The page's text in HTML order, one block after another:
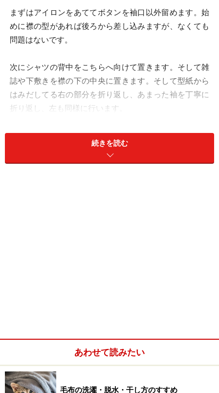
まずはアイロンをあててボタンを袖口以外留めます。始
めに襟の型があれば後ろから差し込みますが、なくても
問題はないです。
次にシャツの背中をこちらへ向けて置きます。そして雑
誌や下敷きを襟の下の中央に置きます。そして型紙から
はみだしてる右の部分を折り返し、あまった袖を丁寧に
折り返し、左も同様に行います。
そして型紙の下にはみ出てる部分を折り返し、少し余る
Amazonで洗濯グッズをチェック！
楽天市場で洗濯グッズをチェック！
続きを読む
あわせて読みたい
毛布の洗濯・脱水・干し方のすすめ